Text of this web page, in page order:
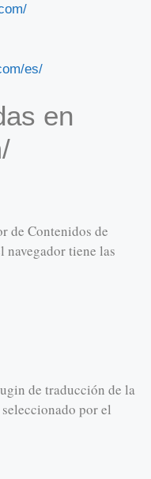
es/
en
de Contenidos de
navegador tiene las
de traducción de la
por el